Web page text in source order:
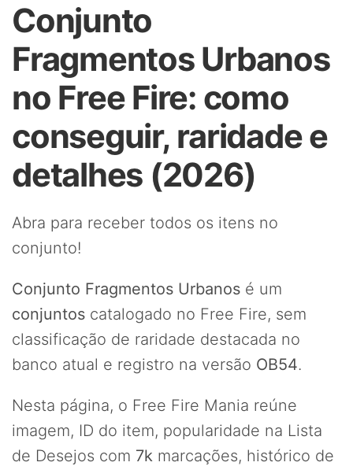
Conjunto
Fragmentos Urbanos
no Free Fire: como
conseguir, raridade e
detalhes (2026)
Abra para receber todos os itens no
conjunto!
Conjunto Fragmentos Urbanos é um
conjuntos catalogado no Free Fire, sem
classificação de raridade destacada no
banco atual e registro na versão OB54.
Nesta página, o Free Fire Mania reúne
imagem, ID do item, popularidade na Lista
de Desejos com 7k marcações, histórico de